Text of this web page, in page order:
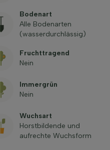
Bodenart
Alle Bodenarten
(wasserdurchlässig)
Fruchttragend
Nein
Immergrün
Nein
Wuchsart
Horstbildende und
aufrechte Wuchsform